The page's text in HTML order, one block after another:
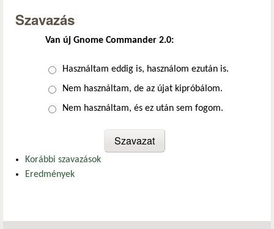
Szavazás
Van új Gnome Commander 2.0:
Választások
Használtam eddig is, használom ezután is.
Nem használtam, de az újat kipróbálom.
Nem használtam, és ez után sem fogom.
Korábbi szavazások
Eredmények